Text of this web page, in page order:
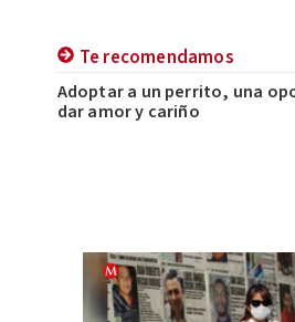
Te recomendamos
Adoptar a un perrito, una
dar amor y cariño